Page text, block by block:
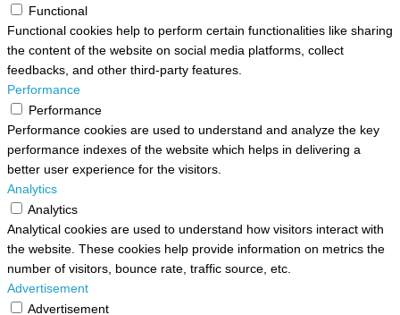
Functional
Functional cookies help to perform certain functionalities like sharing
the content of the website on social media platforms, collect
feedbacks, and other third-party features.
Performance
Performance
Performance cookies are used to understand and analyze the key
performance indexes of the website which helps in delivering a
better user experience for the visitors.
Analytics
Analytics
Analytical cookies are used to understand how visitors interact with
the website. These cookies help provide information on metrics the
number of visitors, bounce rate, traffic source, etc.
Advertisement
Advertisement